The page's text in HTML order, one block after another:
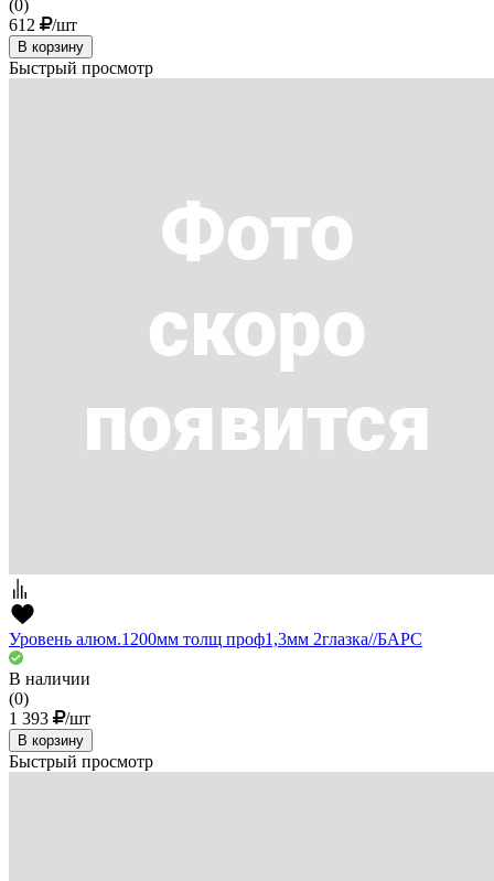
(0)
612
/шт
В корзину
Быстрый просмотр
Уровень алюм.1200мм толщ проф1,3мм 2глазка//БАРС
В наличии
(0)
1 393
/шт
В корзину
Быстрый просмотр